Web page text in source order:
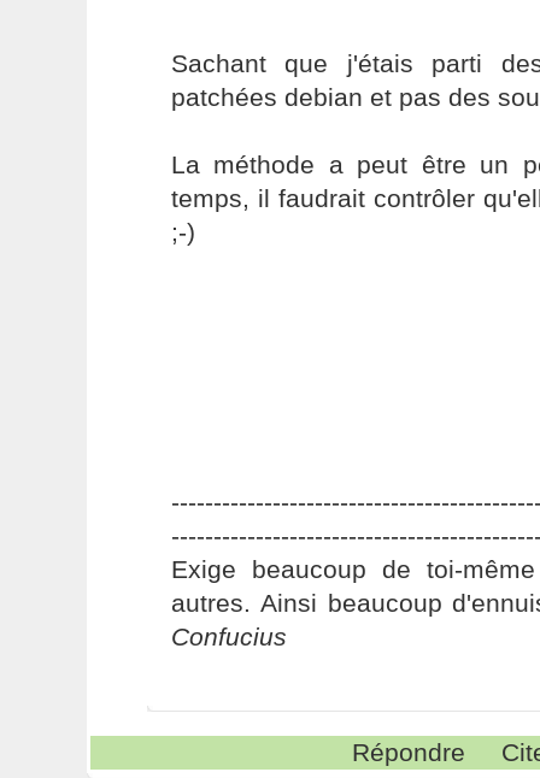
Sachant que j'étais parti
patchées debian et pas des
La méthode a peut être un
temps, il faudrait contrôler
;-)
Exige beaucoup de toi-
autres. Ainsi beaucoup
Confucius
Répondre